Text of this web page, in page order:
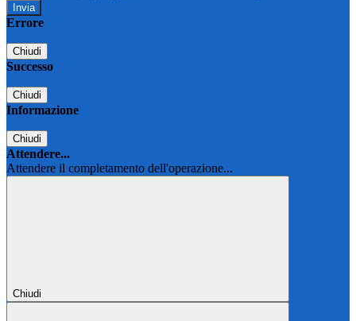
Errore
Chiudi
Successo
Chiudi
Informazione
Chiudi
Attendere...
Attendere il completamento dell'operazione...
Chiudi